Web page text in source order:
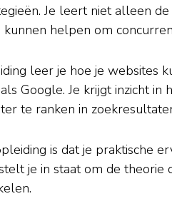
Je leert niet alleen
kunnen helpen om
leer je hoe je websites
Google. Je krijgt inzicht
te ranken in
is dat je praktische
je in staat om de